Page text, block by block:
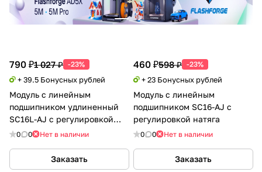
790 ₽1 027 ₽ -23%
+ 39.5 Бонусных рублей
Модуль с линейным
подшипником удлиненный
SC16L-AJ с регулировкой
натяга
0 0 Нет в наличии
Заказать
460 ₽598 ₽ -23%
+ 23 Бонусных рублей
Модуль с линейным
подшипником SC16-AJ с
регулировкой натяга
0 0 Нет в наличии
Заказать